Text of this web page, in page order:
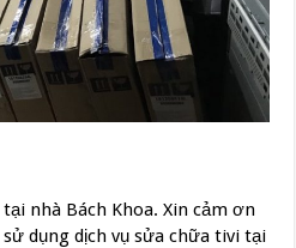
tại nhà Bách Khoa. Xin cảm ơn
dụng dịch vụ sửa chữa tivi tại